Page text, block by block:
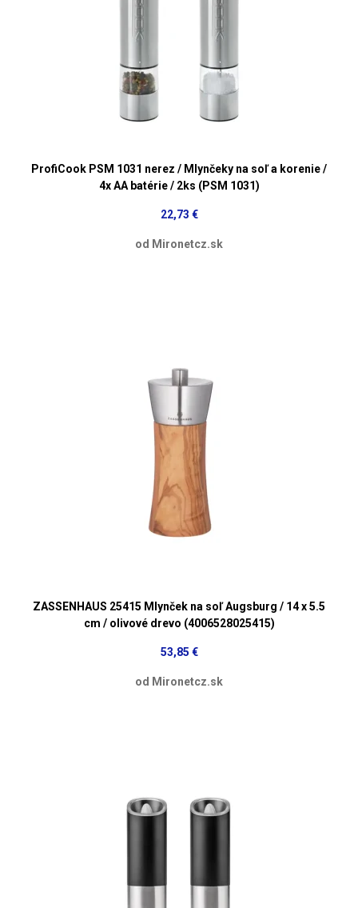
ProfiCook PSM 1031 nerez / Mlynčeky na soľ a korenie /
4x AA batérie / 2ks (PSM 1031)
22,73 €
od Mironetcz.sk
ZASSENHAUS 25415 Mlynček na soľ Augsburg / 14 x 5.5
cm / olivové drevo (4006528025415)
53,85 €
od Mironetcz.sk